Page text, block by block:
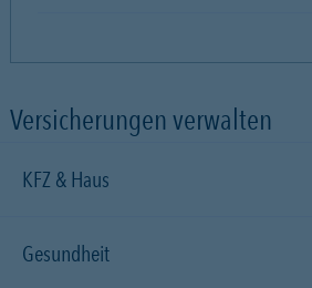
Versicherungen verwalten
KFZ & Haus
Gesundheit